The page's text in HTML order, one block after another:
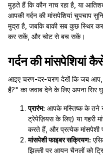
मुड़ते हैं कि कौन नाच रहा है, या
आपकी गर्दन की मांसपेशियां चुपचाप
मुद्रा है, जबकि बाकी सब कुछ स्थिर
कर सकें, और चोट से बच सकें।
गर्दन की मांसपेशियां
आइए चरण-दर-चरण देखें कि जब आप,
है?" का जवाब देने के लिए अपना सिर
प्रारंभ: आपके मस्तिष्क के तने
ट्रेपेज़ियस के लिए) या गहरी
करते हैं, और प्रत्येक मांसपेशी
मांसपेशी फाइबर सक्रियण:
झिल्ली पर आयन चैनलों को